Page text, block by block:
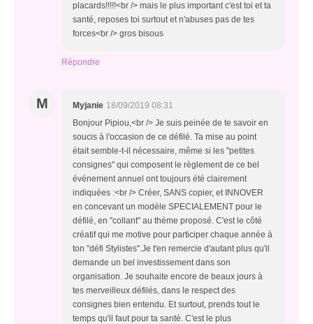
placards!!!!!<br /> mais le plus important c'est toi et ta
santé, reposes toi surtout et n'abuses pas de tes
forces<br /> gros bisous
Répondre
M Myjanie 18/09/2019 08:31
Bonjour Pipiou,<br /> Je suis peinée de te savoir en
soucis à l'occasion de ce défilé. Ta mise au point
était semble-t-il nécessaire, même si les "petites
consignes" qui composent le règlement de ce bel
événement annuel ont toujours été clairement
indiquées :<br /> Créer, SANS copier, et INNOVER
en concevant un modèle SPECIALEMENT pour le
défilé, en "collant" au thème proposé. C'est le côté
créatif qui me motive pour participer chaque année à
ton "défi Stylistes".Je t'en remercie d'autant plus qu'il
demande un bel investissement dans son
organisation. Je souhaite encore de beaux jours à
tes merveilleux défilés, dans le respect des
consignes bien entendu. Et surtout, prends tout le
temps qu'il faut pour ta santé. C'est le plus